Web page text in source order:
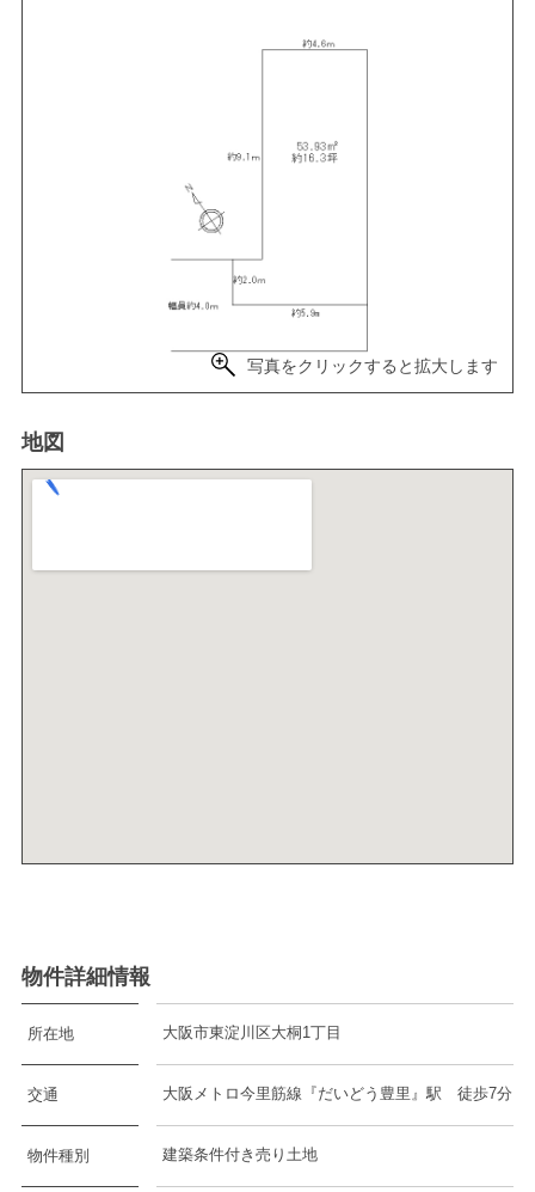
写真をクリックすると拡大します
地図
物件詳細情報
所在地 大阪市東淀川区大桐1丁目
交通 大阪メトロ今里筋線『だいどう豊里』駅 徒歩7分
物件種別 建築条件付き売り土地